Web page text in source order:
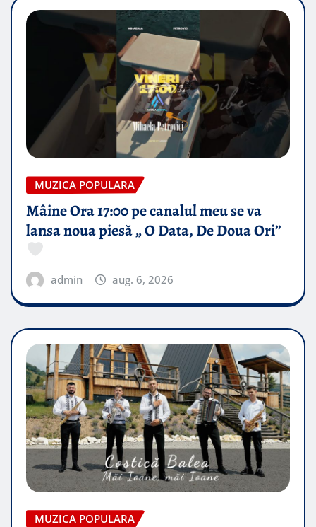
MUZICA POPULARA
Mâine Ora 17:00 pe canalul meu se va
lansa noua piesă „ O Data, De Doua Ori”
admin aug. 6, 2026
MUZICA POPULARA